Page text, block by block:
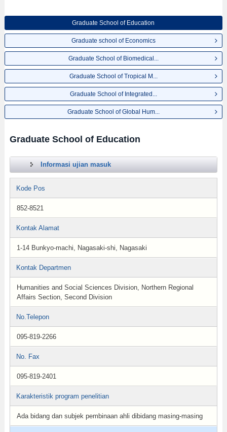
Graduate School of Education
Graduate school of Economics
Graduate School of Biomedical...
Graduate School of Tropical M...
Graduate School of Integrated...
Graduate School of Global Hum...
Graduate School of Education
Informasi ujian masuk
Kode Pos
852-8521
Kontak Alamat
1-14 Bunkyo-machi, Nagasaki-shi, Nagasaki
Kontak Departmen
Humanities and Social Sciences Division, Northern Regional
Affairs Section, Second Division
No.Telepon
095-819-2266
No. Fax
095-819-2401
Karakteristik program penelitian
Ada bidang dan subjek pembinaan ahli dibidang masing-masing